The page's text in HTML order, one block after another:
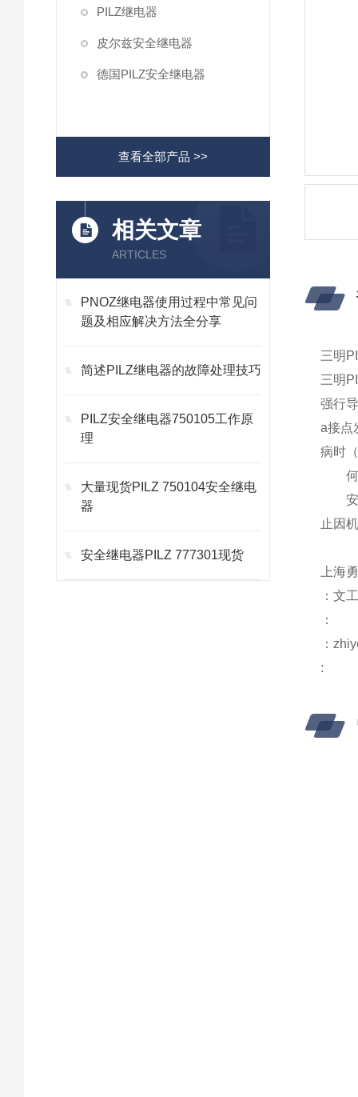
PILZ继电器
皮尔兹安全继电器
德国PILZ安全继电器
查看全部产品 >>
相关文章
ARTICLES
PNOZ继电器使用过程中常见问
题及相应解决方法全分享
简述PILZ继电器的故障处理技巧
PILZ安全继电器750105工作原
理
大量现货PILZ 750104安全继电
器
安全继电器PILZ 777301现货
三明
三明
强行
a接点
病时
何
止因
上海
：文
：
：
: